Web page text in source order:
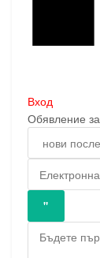
Вход
Обявление за